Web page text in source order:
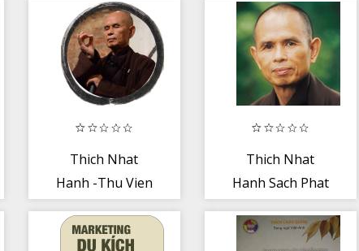
3 Full
bộ
Thich Nhat
Hanh -Thu Vien
Thich Nhat
Hanh Sach Phat